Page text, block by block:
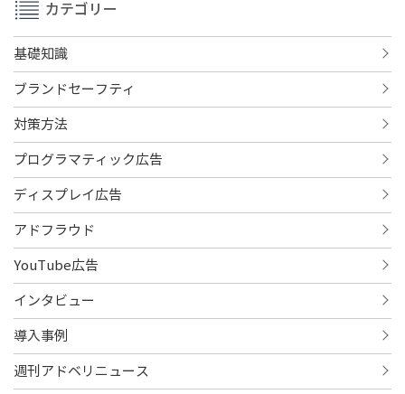
カテゴリー
基礎知識
ブランドセーフティ
対策方法
プログラマティック広告
ディスプレイ広告
アドフラウド
YouTube広告
インタビュー
導入事例
週刊アドベリニュース